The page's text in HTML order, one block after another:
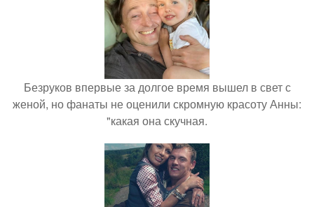
Безруков впервые за долгое время вышел в свет с
женой, но фанаты не оценили скромную красоту Анны:
"какая она скучная.